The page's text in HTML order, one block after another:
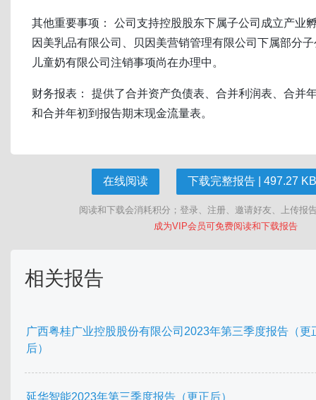
其他重要事项： 公司支持控股股东下属子公司成立产业
因美乳品有限公司、贝因美营销管理有限公司下属部分
儿童奶有限公司注销事项尚在办理中。
财务报表： 提供了合并资产负债表、合并利润表、合并
和合并年初到报告期末现金流量表。
在线阅读 下载完整报告 | 497.27
阅读和下载会消耗积分；登录、注册、邀请好友、上传报
成为VIP会员可免费阅读和下载报告
相关报告
广西粤桂广业控股股份有限公司2023年第三季度报告（更
后）
延华智能2023年第三季度报告（更正后）